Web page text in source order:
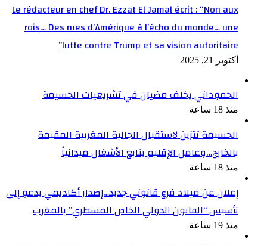
Le rédacteur en chef Dr. Ezzat El Jamal écrit : “Non aux
rois… Des rues d’Amérique à l’écho du monde… une
lutte contre Trump et sa vision autoritaire”
أكتوبر 21, 2025
الحموداني يخلف مضيان في تشريعيات الحسيمة
منذ 18 ساعة
الحسيمة تتزين لاستقبال الجالية المغربية المقيمة
بالخارج…وعامل الإقليم يتابع الأشغال ميدانياً
منذ 18 ساعة
إعلان عن ميلاد فرع قانوني جديد…إصدار أكاديمي يدعو إلى
تأسيس “القانون الدولي الخاص المسطري” بالمغرب
منذ 19 ساعة